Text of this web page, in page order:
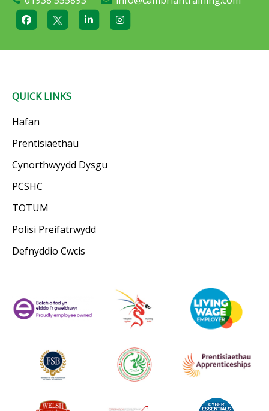
QUICK LINKS
Hafan
Prentisiaethau
Cynorthwyydd Dysgu
PCSHC
TOTUM
Polisi Preifatrwydd
Defnyddio Cwcis